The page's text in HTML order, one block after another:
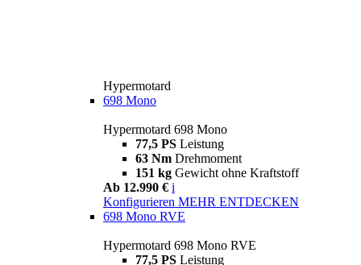
Hypermotard
698 Mono
Hypermotard 698 Mono
77,5 PS Leistung
63 Nm Drehmoment
151 kg Gewicht ohne Kraftstoff
Ab 12.990 € i
Konfigurieren MEHR ENTDECKEN
698 Mono RVE
Hypermotard 698 Mono RVE
77,5 PS Leistung